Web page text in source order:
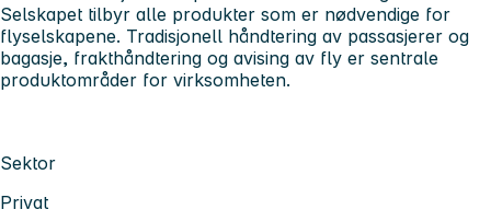
Selskapet tilbyr alle produkter som er nødvendige for
flyselskapene. Tradisjonell håndtering av passasjerer og
bagasje, frakthåndtering og avising av fly er sentrale
produktområder for virksomheten.
Sektor
Privat